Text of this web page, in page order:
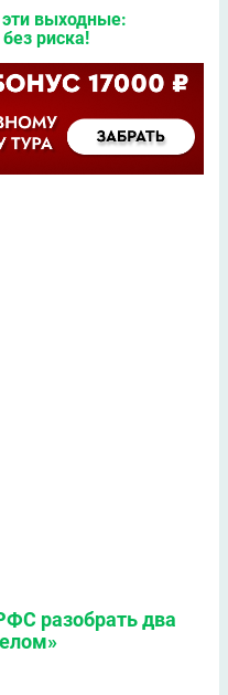
выходные:
риска!
разобрать два